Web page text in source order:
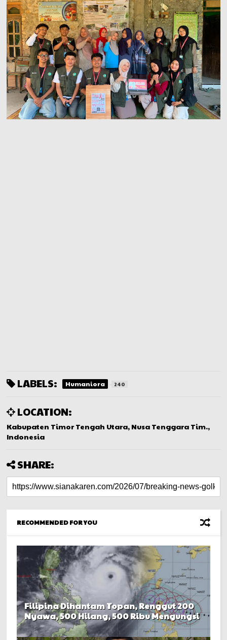
LABELS: Humaniora 240
LOCATION:
Kabupaten Timor Tengah Utara, Nusa Tenggara Tim.,
Indonesia
SHARE:
RECOMMENDED FOR YOU
Filipina Dihantam Topan, Renggut 200
Nyawa, 500 Hilang, 500 Ribu Mengungsi